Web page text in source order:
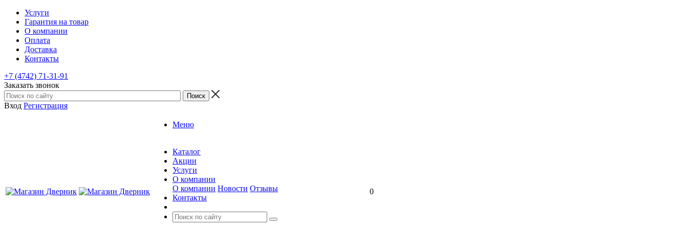
Услуги
Гарантия на товар
О компании
Оплата
Доставка
Контакты
+7 (4742) 71-31-91
Заказать звонок
Вход Регистрация
Меню
Каталог
Акции
Услуги
О компании
О компании Новости Отзывы
Контакты
0